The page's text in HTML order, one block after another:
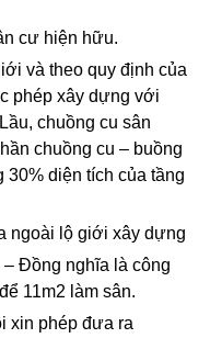
cư hiện hữu.
và theo quy định của
phép xây dựng với
chuồng cu sân
chuồng cu – buồng
diện tích của tầng
ngoài lộ giới xây dựng
– Đồng nghĩa là công
11m2 làm sân.
xin phép đưa ra